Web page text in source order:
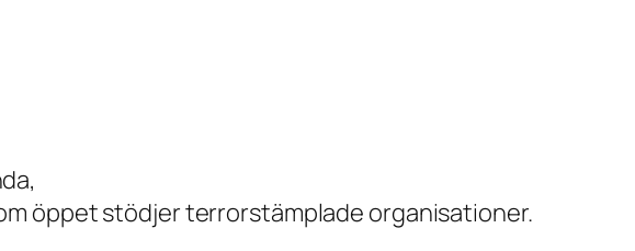
öppet stödjer terrorstämplade organisationer.